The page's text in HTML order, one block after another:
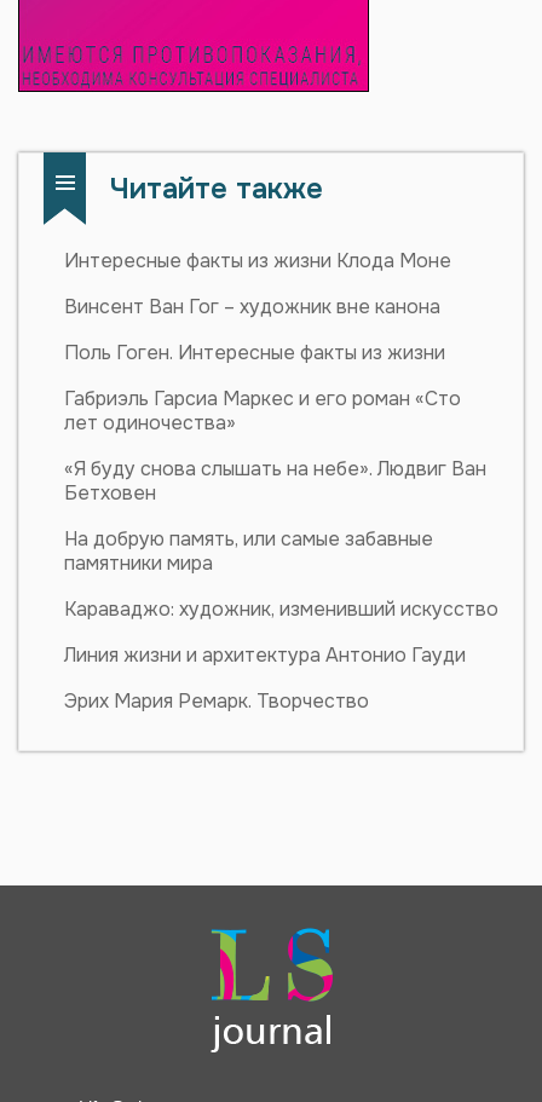
Читайте также
Интересные факты из жизни Клода Моне
Винсент Ван Гог – художник вне канона
Поль Гоген. Интересные факты из жизни
Габриэль Гарсиа Маркес и его роман «Сто
лет одиночества»
«Я буду снова слышать на небе». Людвиг Ван
Бетховен
На добрую память, или самые забавные
памятники мира
Караваджо: художник, изменивший искусство
Линия жизни и архитектура Антонио Гауди
Эрих Мария Ремарк. Творчество